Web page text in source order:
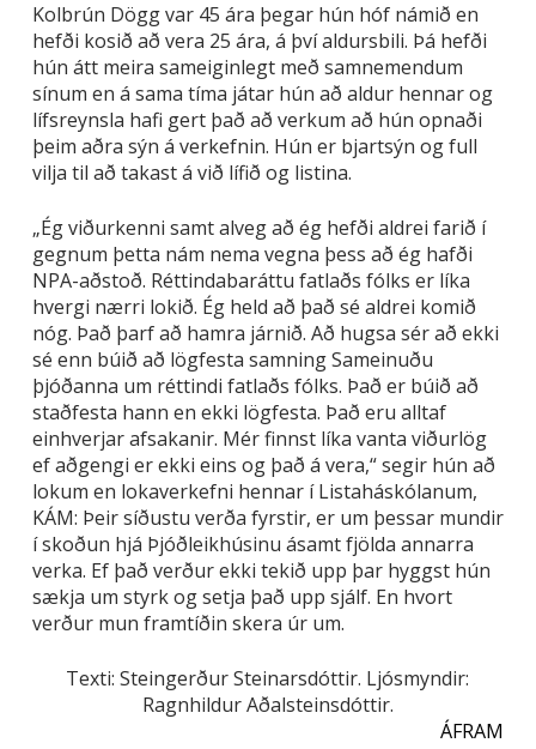
Kolbrún Dögg var 45 ára þegar hún hóf námið en
hefði kosið að vera 25 ára, á því aldursbili. Þá hefði
hún átt meira sameiginlegt með samnemendum
sínum en á sama tíma játar hún að aldur hennar og
lífsreynsla hafi gert það að verkum að hún opnaði
þeim aðra sýn á verkefnin. Hún er bjartsýn og full
vilja til að takast á við lífið og listina.
„Ég viðurkenni samt alveg að ég hefði aldrei farið í
gegnum þetta nám nema vegna þess að ég hafði
NPA-aðstoð. Réttindabaráttu fatlaðs fólks er líka
hvergi nærri lokið. Ég held að það sé aldrei komið
nóg. Það þarf að hamra járnið. Að hugsa sér að ekki
sé enn búið að lögfesta samning Sameinuðu
þjóðanna um réttindi fatlaðs fólks. Það er búið að
staðfesta hann en ekki lögfesta. Það eru alltaf
einhverjar afsakanir. Mér finnst líka vanta viðurlög
ef aðgengi er ekki eins og það á vera,“ segir hún að
lokum en lokaverkefni hennar í Listaháskólanum,
KÁM: Þeir síðustu verða fyrstir, er um þessar mundir
í skoðun hjá Þjóðleikhúsinu ásamt fjölda annarra
verka. Ef það verður ekki tekið upp þar hyggst hún
sækja um styrk og setja það upp sjálf. En hvort
verður mun framtíðin skera úr um.
Texti: Steingerður Steinarsdóttir. Ljósmyndir:
Ragnhildur Aðalsteinsdóttir.
ÁFRAM